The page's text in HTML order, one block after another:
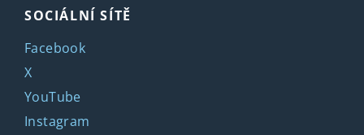
SOCIÁLNÍ SÍTĚ
Facebook
X
YouTube
Instagram